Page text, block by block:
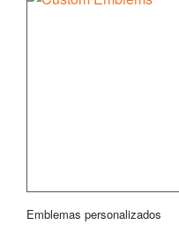
Emblemas personalizados